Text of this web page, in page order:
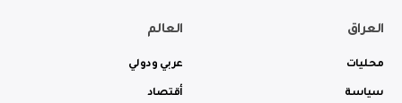
العراق
محليات
سياسة
العالم
عربي ودولي
أقتصاد